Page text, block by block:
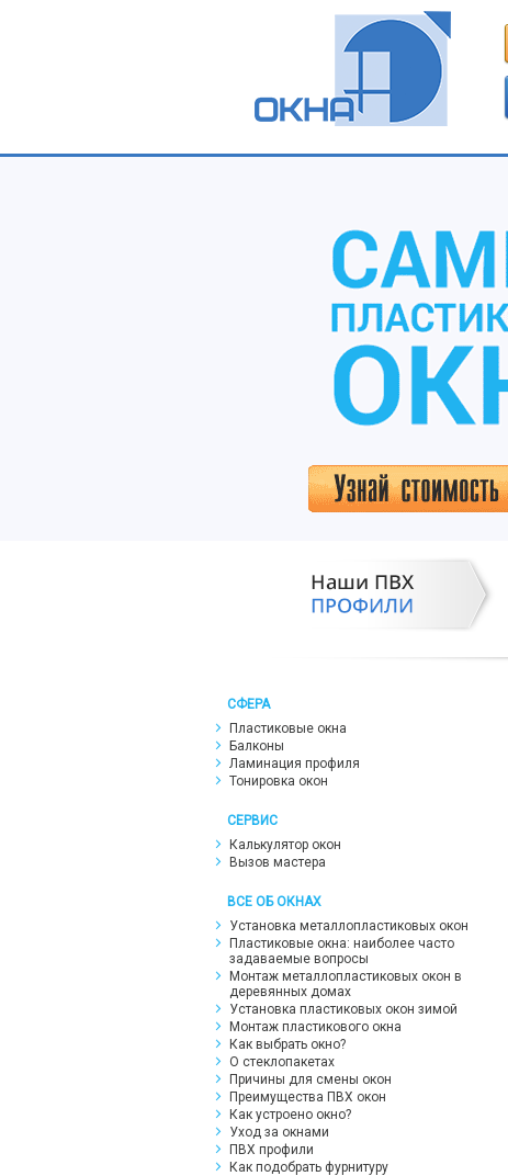
СФЕРА
Пластиковые окна
Балконы
Ламинация профиля
Тонировка окон
СЕРВИС
Калькулятор окон
Вызов мастера
ВСЕ ОБ ОКНАХ
Установка металлопластиковых окон
Пластиковые окна: наиболее часто
задаваемые вопросы
Монтаж металлопластиковых окон в
деревянных домах
Установка пластиковых окон зимой
Монтаж пластикового окна
Как выбрать окно?
О стеклопакетах
Причины для смены окон
Преимущества ПВХ окон
Как устроено окно?
Уход за окнами
ПВХ профили
Как подобрать фурнитуру